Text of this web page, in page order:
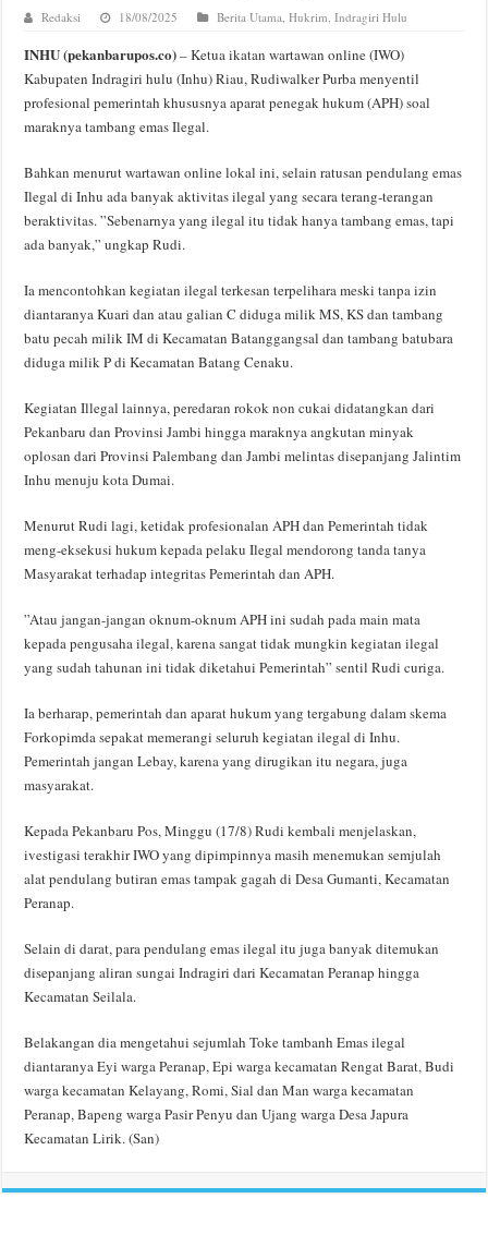
Redaksi 18/08/2025 Berita Utama,Hukrim,Indragiri Hulu
INHU (pekanbarupos.co)– Ketua ikatan wartawan online (IWO)
Kabupaten Indragiri hulu (Inhu) Riau, Rudiwalker Purba menyentil
profesional pemerintah khususnya aparat penegak hukum (APH) soal
maraknya tambang emas Ilegal.
Bahkan menurut wartawan online lokal ini, selain ratusan pendulang emas
Ilegal di Inhu ada banyak aktivitas ilegal yang secara terang-terangan
beraktivitas. ”Sebenarnya yang ilegal itu tidak hanya tambang emas, tapi
ada banyak,” ungkap Rudi.
Ia mencontohkan kegiatan ilegal terkesan terpelihara meski tanpa izin
diantaranya Kuari dan atau galian C diduga milik MS, KS dan tambang
batu pecah milik IM di Kecamatan Batanggangsal dan tambang batubara
diduga milik P di Kecamatan Batang Cenaku.
Kegiatan Illegal lainnya, peredaran rokok non cukai didatangkan dari
Pekanbaru dan Provinsi Jambi hingga maraknya angkutan minyak
oplosan dari Provinsi Palembang dan Jambi melintas disepanjang Jalintim
Inhu menuju kota Dumai.
Menurut Rudi lagi, ketidak profesionalan APH dan Pemerintah tidak
meng-eksekusi hukum kepada pelaku Ilegal mendorong tanda tanya
Masyarakat terhadap integritas Pemerintah dan APH.
”Atau jangan-jangan oknum-oknum APH ini sudah pada main mata
kepada pengusaha ilegal, karena sangat tidak mungkin kegiatan ilegal
yang sudah tahunan ini tidak diketahui Pemerintah” sentil Rudi curiga.
Ia berharap, pemerintah dan aparat hukum yang tergabung dalam skema
Forkopimda sepakat memerangi seluruh kegiatan ilegal di Inhu.
Pemerintah jangan Lebay, karena yang dirugikan itu negara, juga
masyarakat.
Kepada Pekanbaru Pos, Minggu (17/8) Rudi kembali menjelaskan,
ivestigasi terakhir IWO yang dipimpinnya masih menemukan semjulah
alat pendulang butiran emas tampak gagah di Desa Gumanti, Kecamatan
Peranap.
Selain di darat, para pendulang emas ilegal itu juga banyak ditemukan
disepanjang aliran sungai Indragiri dari Kecamatan Peranap hingga
Kecamatan Seilala.
Belakangan dia mengetahui sejumlah Toke tambanh Emas ilegal
diantaranya Eyi warga Peranap, Epi warga kecamatan Rengat Barat, Budi
warga kecamatan Kelayang, Romi, Sial dan Man warga kecamatan
Peranap, Bapeng warga Pasir Penyu dan Ujang warga Desa Japura
Kecamatan Lirik. (San)